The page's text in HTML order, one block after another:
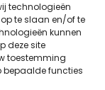
technologieën
te slaan en/of te
kunnen
deze site
toestemming
bepaalde functies